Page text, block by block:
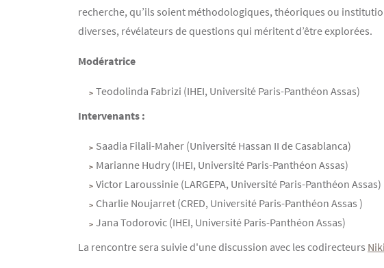
recherche, qu’ils soient méthodologiques, théoriques ou
diverses, révélateurs de questions qui méritent d’être explorées.
Modératrice
Teodolinda Fabrizi (IHEI, Université Paris-Panthéon Assas)
Intervenants :
Saadia Filali-Maher (Université Hassan II de Casablanca)
Marianne Hudry (IHEI, Université Paris-Panthéon Assas)
Victor Laroussinie (LARGEPA, Université Paris-Panthéon Assas)
Charlie Noujarret (CRED, Université Paris-Panthéon Assas )
Jana Todorovic (IHEI, Université Paris-Panthéon Assas)
La rencontre sera suivie d'une discussion avec les codirecteurs